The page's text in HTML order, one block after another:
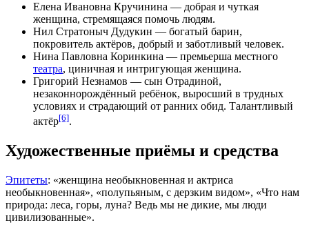
Елена Ивановна Кручинина — добрая и чуткая
женщина, стремящаяся помочь людям.
Нил Стратоныч Дудукин — богатый барин,
покровитель актёров, добрый и заботливый человек.
Нина Павловна Коринкина — премьерша местного
театра, циничная и интригующая женщина.
Григорий Незнамов — сын Отрадиной,
незаконнорождённый ребёнок, выросший в трудных
условиях и страдающий от ранних обид. Талантливый
актёр[6].
Художественные приёмы и средства
Эпитеты: «женщина необыкновенная и актриса
необыкновенная», «полупьяным, с дерзким видом», «Что нам
природа: леса, горы, луна? Ведь мы не дикие, мы люди
цивилизованные».